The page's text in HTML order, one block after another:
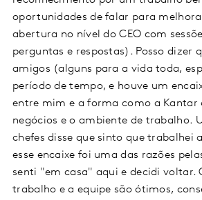
oportunidades de falar para
abertura no nível do CEO com
perguntas e respostas). Posso dizer
amigos (alguns para a vida toda,
período de tempo, e houve um
entre mim e a forma como a Kantar
negócios e o ambiente de trabalho.
chefes disse que sinto que trabalhei
esse encaixe foi uma das razões
senti "em casa" aqui e decidi voltar.
trabalho e a equipe são ótimos,